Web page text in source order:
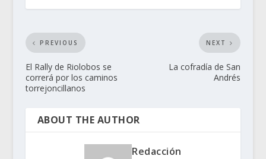
PREVIOUS
El Rally de Riolobos se
correrá por los caminos
torrejoncillanos
NEXT
La cofradía de San
Andrés
ABOUT THE AUTHOR
Redacción